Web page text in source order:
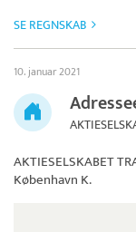
SE REGNSKAB
10. januar 2021
AKTIESELSKABET
København K.